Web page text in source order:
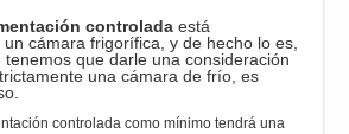
controlada está
cámara frigorífica, y de hecho lo es,
tenemos que darle una consideración
una cámara de frío, es
controlada como mínimo tendrá una